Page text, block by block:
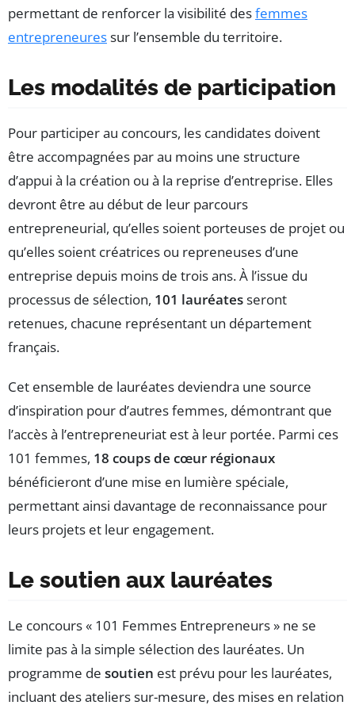
permettant de renforcer la visibilité desfemmes
entrepreneuressur l’ensemble du territoire.
Les modalités de participation
Pour participer au concours, les candidates doivent
être accompagnées par au moins une structure
d’appui à la création ou à la reprise d’entreprise. Elles
devront être au début de leur parcours
entrepreneurial, qu’elles soient porteuses de projet ou
qu’elles soient créatrices ou repreneuses d’une
entreprise depuis moins de trois ans. À l’issue du
processus de sélection, 101 lauréatesseront
retenues, chacune représentant un département
français.
Cet ensemble de lauréates deviendra une source
d’inspiration pour d’autres femmes, démontrant que
l’accès à l’entrepreneuriat est à leur portée. Parmi ces
101 femmes, 18 coups de cœur régionaux
bénéficieront d’une mise en lumière spéciale,
permettant ainsi davantage de reconnaissance pour
leurs projets et leur engagement.
Le soutien aux lauréates
Le concours « 101 Femmes Entrepreneurs » ne se
limite pas à la simple sélection des lauréates. Un
programme de soutien est prévu pour les lauréates,
incluant des ateliers sur-mesure, des mises en relation